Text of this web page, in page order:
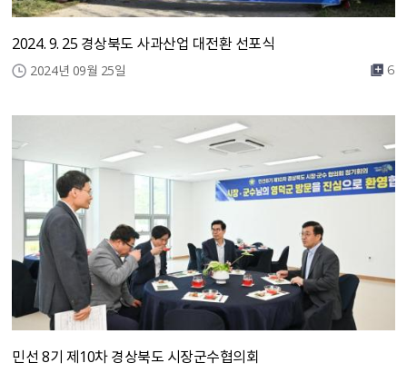
2024. 9. 25 경상북도 사과산업 대전환 선포식
2024년 09월 25일 6
민선 8기 제10차 경상북도 시장군수협의회